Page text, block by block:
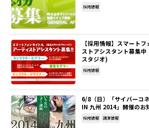
採用情報
【採用情報】スマート
ストアシスタント募集
スタジオ)
採用情報
6/8（日）「サイバーコ
IN 九州 2014」開催のお
採用情報 講演情報